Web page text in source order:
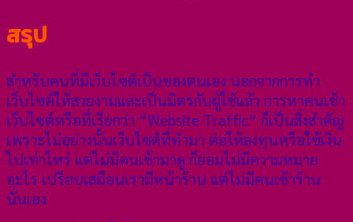
สรุป
สำหรับคนที่มีเว็บไซต์เป็นของตนเอง นอกจากการทำ
เว็บไซต์ให้สวยงามและเป็นมิตรกับผู้ใช้แล้ว การหาคนเข้า
เว็บไซต์หรือที่เรียกว่า “Website Traffic” ก็เป็นสิ่งสำคัญ
เพราะไม่อย่างนั้นเว็บไซต์ที่ทำมา ต่อให้ลงทุนหรือใช้เงิน
ไปเท่าไหร่ แต่ไม่มีคนเข้ามาดู ก็ย่อมไม่มีความหมาย
อะไร เปรียบเสมือนเรามีหน้าร้าน แต่ไม่มีคนเข้าร้าน
นั่นเอง